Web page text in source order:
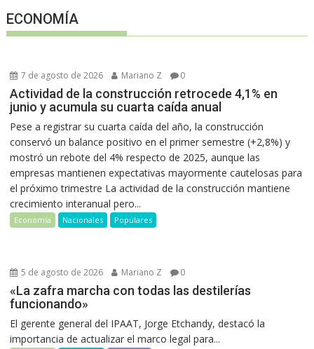
ECONOMÍA
7 de agosto de 2026 Mariano Z 0
Actividad de la construcción retrocede 4,1% en
junio y acumula su cuarta caída anual
Pese a registrar su cuarta caída del año, la construcción
conservó un balance positivo en el primer semestre (+2,8%) y
mostró un rebote del 4% respecto de 2025, aunque las
empresas mantienen expectativas mayormente cautelosas para
el próximo trimestre La actividad de la construcción mantiene
crecimiento interanual pero...
Economía Nacionales Populares
5 de agosto de 2026 Mariano Z 0
«La zafra marcha con todas las destilerías
funcionando»
El gerente general del IPAAT, Jorge Etchandy, destacó la
importancia de actualizar el marco legal para...